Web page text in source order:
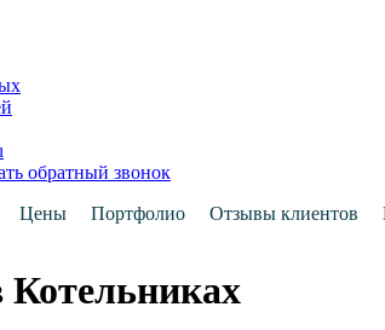
обратный звонок
Цены Портфолио Отзывы клиентов
Котельниках